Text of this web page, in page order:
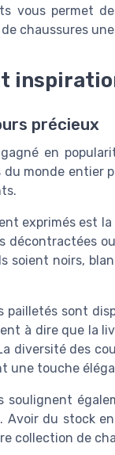
vous permet
chaussures
précieux
en
du monde
exprimés est
décontractées
soient noirs,
pailletés sont
à dire que la
diversité des
une touche
soulignent
Avoir du stock
collection de